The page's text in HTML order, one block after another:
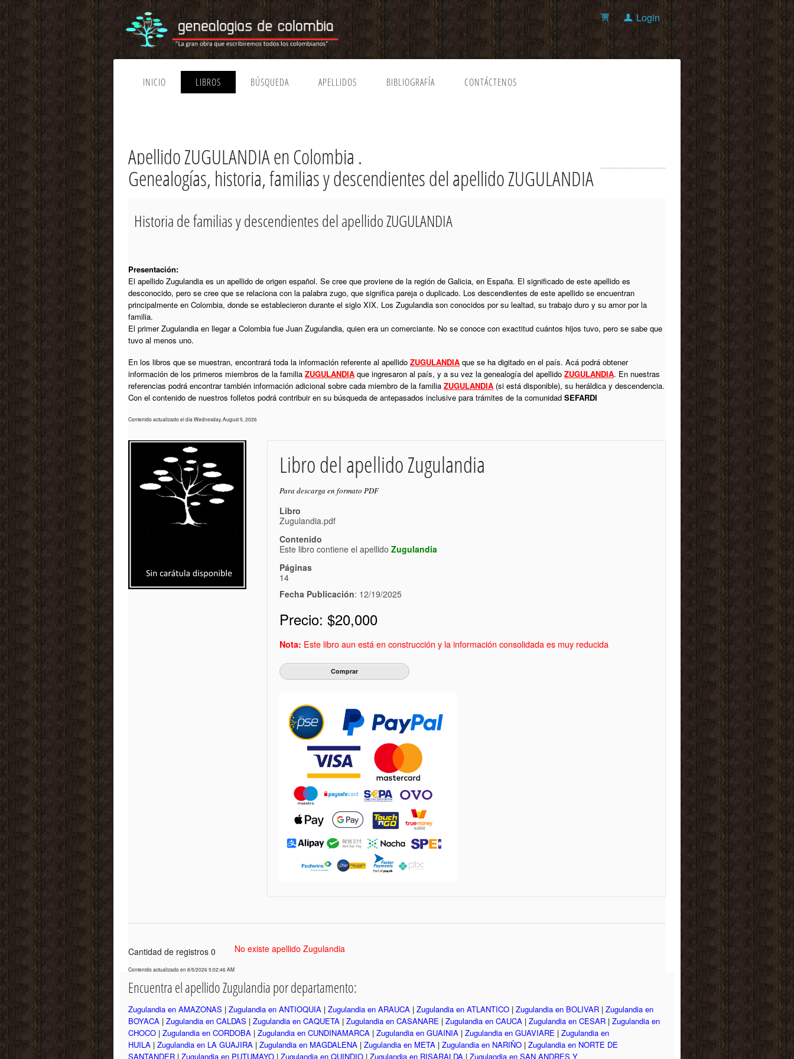
Login
INICIO LIBROS BÚSQUEDA APELLIDOS BIBLIOGRAFÍA CONTÁCTENOS
Apellido ZUGULANDIA en Colombia .
Genealogías, historia, familias y descendientes del apellido ZUGULANDIA
Historia de familias y descendientes del apellido ZUGULANDIA
Presentación:
El apellido Zugulandia es un apellido de origen español. Se cree que proviene de la región de Galicia, en España. El significado de este apellido es
desconocido, pero se cree que se relaciona con la palabra zugo, que significa pareja o duplicado. Los descendientes de este apellido se encuentran
principalmente en Colombia, donde se establecieron durante el siglo XIX. Los Zugulandia son conocidos por su lealtad, su trabajo duro y su amor por la
familia.
El primer Zugulandia en llegar a Colombia fue Juan Zugulandia, quien era un comerciante. No se conoce con exactitud cuántos hijos tuvo, pero se sabe que
tuvo al menos uno.
En los libros que se muestran, encontrará toda la información referente al apellido ZUGULANDIA que se ha digitado en el país. Acá podrá obtener
información de los primeros miembros de la familia ZUGULANDIA que ingresaron al país, y a su vez la genealogía del apellido ZUGULANDIA. En nuestras
referencias podrá encontrar también información adicional sobre cada miembro de la familia ZUGULANDIA (si está disponible), su heráldica y descendencia.
Con el contenido de nuestros folletos podrá contribuir en su búsqueda de antepasados inclusive para trámites de la comunidad SEFARDI
Contenido actualizado el día Wednesday, August 5, 2026
Libro del apellido Zugulandia
Para descarga en formato PDF
Libro
Zugulandia.pdf
Contenido
Este libro contiene el apellido Zugulandia
Páginas
14
Fecha Publicación: 12/19/2025
Precio: $20,000
Nota: Este libro aun está en construcción y la información consolidada es muy reducida
No existe apellido Zugulandia
Cantidad de registros 0
Contenido actualizado en 8/5/2026 5:02:46 AM
Encuentra el apellido Zugulandia por departamento:
Zugulandia en AMAZONAS | Zugulandia en ANTIOQUIA | Zugulandia en ARAUCA | Zugulandia en ATLANTICO | Zugulandia en BOLIVAR | Zugulandia en
BOYACA | Zugulandia en CALDAS | Zugulandia en CAQUETA | Zugulandia en CASANARE | Zugulandia en CAUCA | Zugulandia en CESAR | Zugulandia en
CHOCO | Zugulandia en CORDOBA | Zugulandia en CUNDINAMARCA | Zugulandia en GUAINIA | Zugulandia en GUAVIARE | Zugulandia en
HUILA | Zugulandia en LA GUAJIRA | Zugulandia en MAGDALENA | Zugulandia en META | Zugulandia en NARIÑO | Zugulandia en NORTE DE
SANTANDER | Zugulandia en PUTUMAYO | Zugulandia en QUINDIO | Zugulandia en RISARALDA | Zugulandia en SAN ANDRES Y